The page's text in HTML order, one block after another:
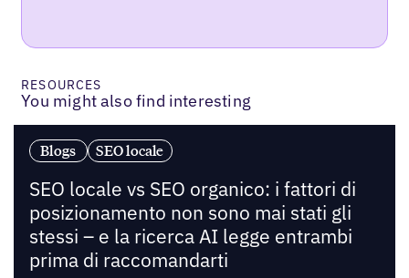
RESOURCES
You might also find interesting
Blogs SEO locale
SEO locale vs SEO organico: i fattori di
posizionamento non sono mai stati gli
stessi – e la ricerca AI legge entrambi
prima di raccomandarti